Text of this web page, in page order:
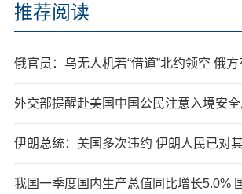
推荐阅读
俄官员：乌无人机若“借道”北约领空 俄方
外交部提醒赴美国中国公民注意入境安
伊朗总统：美国多次违约 伊朗人民已对
我国一季度国内生产总值同比增长5.0%